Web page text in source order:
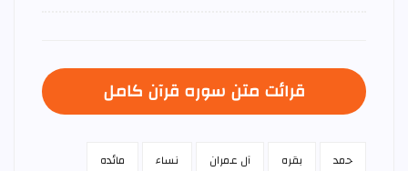
قرائت متن سوره قرآن كامل
حمد بقره آل عمران نساء مائده